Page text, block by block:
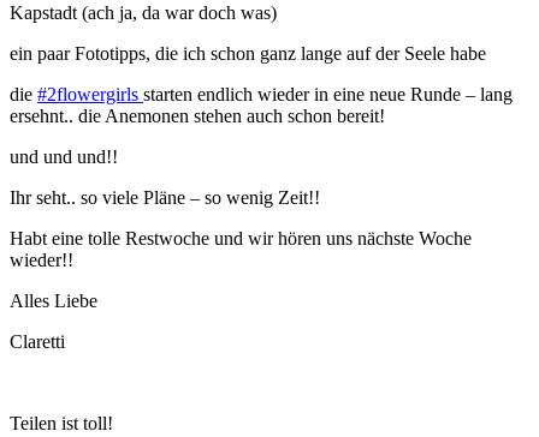
Kapstadt (ach ja, da war doch was)
ein paar Fototipps, die ich schon ganz lange auf der Seele habe
die #2flowergirls starten endlich wieder in eine neue Runde – lang
ersehnt.. die Anemonen stehen auch schon bereit!
und und und!!
Ihr seht.. so viele Pläne – so wenig Zeit!!
Habt eine tolle Restwoche und wir hören uns nächste Woche
wieder!!
Alles Liebe
Claretti
Teilen ist toll!